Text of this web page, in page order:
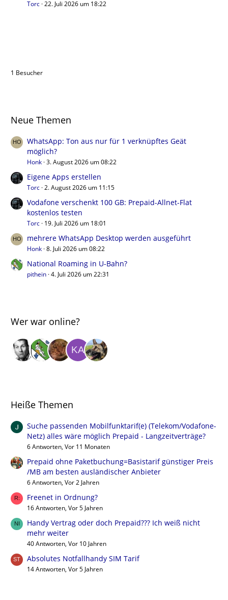
Torc 22. Juli 2026 um 18:22
1 Besucher
Neue Themen
WhatsApp: Ton aus nur für 1 verknüpftes Geät
möglich?
Honk 3. August 2026 um 08:22
Eigene Apps erstellen
Torc 2. August 2026 um 11:15
Vodafone verschenkt 100 GB: Prepaid-Allnet-Flat
kostenlos testen
Torc 19. Juli 2026 um 18:01
mehrere WhatsApp Desktop werden ausgeführt
Honk 8. Juli 2026 um 08:22
National Roaming in U-Bahn?
pithein 4. Juli 2026 um 22:31
Wer war online?
Heiße Themen
Suche passenden Mobilfunktarif(e) (Telekom/Vodafone-
Netz) alles wäre möglich Prepaid - Langzeitverträge?
6 Antworten, Vor 11 Monaten
Prepaid ohne Paketbuchung=Basistarif günstiger Preis
/MB am besten ausländischer Anbieter
6 Antworten, Vor 2 Jahren
Freenet in Ordnung?
16 Antworten, Vor 5 Jahren
Handy Vertrag oder doch Prepaid??? Ich weiß nicht
mehr weiter
40 Antworten, Vor 10 Jahren
Absolutes Notfallhandy SIM Tarif
14 Antworten, Vor 5 Jahren